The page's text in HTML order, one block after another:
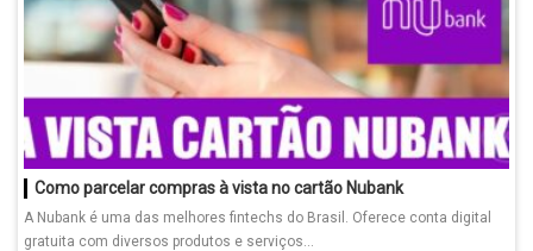
Como parcelar compras à vista no cartão Nubank
A Nubank é uma das melhores fintechs do Brasil. Oferece conta digital
gratuita com diversos produtos e serviços...